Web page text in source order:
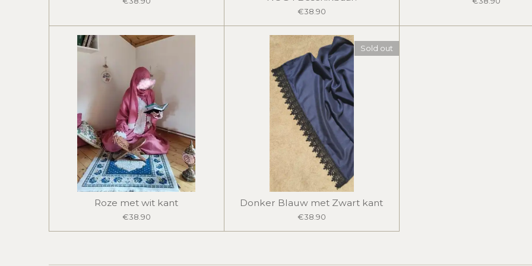
€38.90
Roze met wit kant
€38.90
Sold out
Donker Blauw met Zwart kant
€38.90